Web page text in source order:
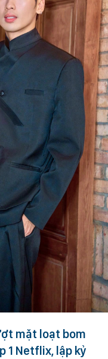
mặt loạt bom
1 Netflix, lập kỷ